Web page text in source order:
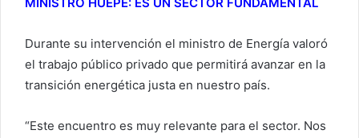
MINISTRO HUEPE: ES UN SECTOR FUNDAMENTAL
Durante su intervención el ministro de Energía valoró
el trabajo público privado que permitirá avanzar en la
transición energética justa en nuestro país.
“Este encuentro es muy relevante para el sector. Nos